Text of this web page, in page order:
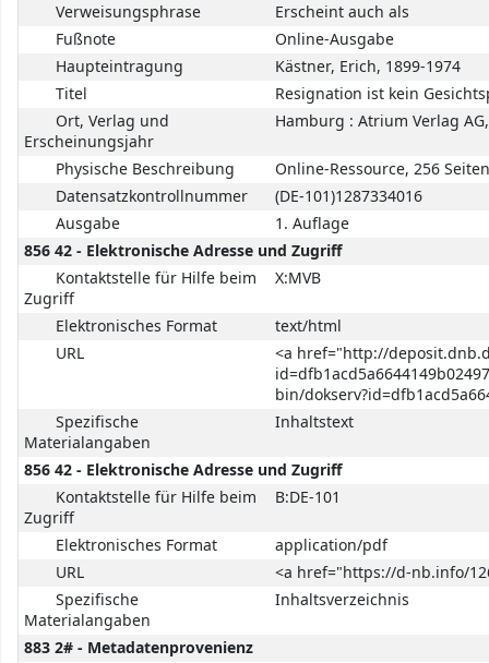
Verweisungsphrase
Erscheint auch als
Fußnote
Online-Ausgabe
Haupteintragung
Kästner, Erich, 1899-1974
Titel
Resignation ist kein
Ort, Verlag und
Erscheinungsjahr
Hamburg : Atrium Verlag
Physische Beschreibung
Online-Ressource, 256 Seiten
Datensatzkontrollnummer
(DE-101)1287334016
Ausgabe
1. Auflage
856 42 - Elektronische Adresse und Zugriff
Kontaktstelle für Hilfe beim
Zugriff
X:MVB
Elektronisches Format
text/html
URL
<a href="http://
bin/
Spezifische
Materialangaben
Inhaltstext
856 42 - Elektronische Adresse und Zugriff
Kontaktstelle für Hilfe beim
Zugriff
B:DE-101
Elektronisches Format
application/pdf
URL
<a href="https://d-nb.info/
Spezifische
Materialangaben
Inhaltsverzeichnis
883 2# - Metadatenprovenienz